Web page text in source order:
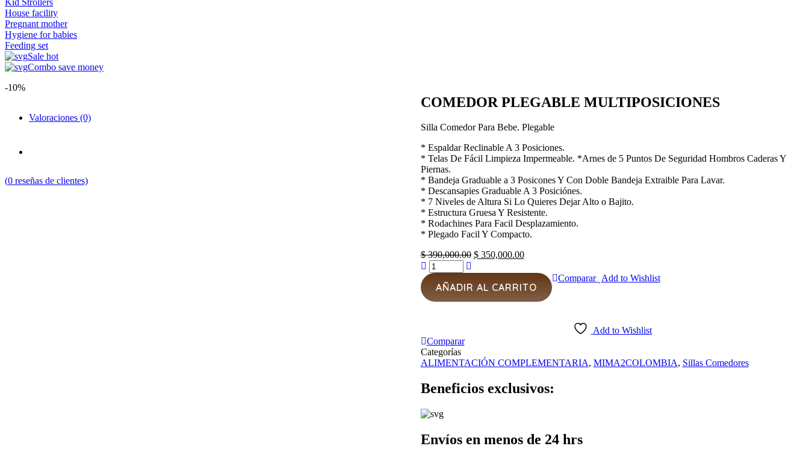
House facility
Pregnant mother
Hygiene for babies
Feeding set
Sale hot
Combo save money
-10%
COMEDOR PLEGABLE MULTIPOSICIONES
Silla Comedor Para Bebe. Plegable
* Espaldar Reclinable A 3 Posiciones.
* Telas De Fácil Limpieza Impermeable. *Arnes de 5 Puntos De Seguridad Hombros Caderas Y
Piernas.
* Bandeja Graduable a 3 Posicones Y Con Doble Bandeja Extraible Para Lavar.
* Descansapies Graduable A 3 Posiciónes.
* 7 Niveles de Altura Si Lo Quieres Dejar Alto o Bajito.
* Estructura Gruesa Y Resistente.
* Rodachines Para Facil Desplazamiento.
* Plegado Facil Y Compacto.
$390,000.00 Original
was:
$ 390,000.00.
$350,000.00Current
is:
$ 350,000.00.
AÑADIR AL CARRITO
Comparar Add to Wishlist
Add to Wishlist
Comparar
Categorías
ALIMENTACIÓN COMPLEMENTARIA, MIMA2COLOMBIA, Sillas Comedores
Beneficios exclusivos:
Envíos en menos de 24 hrs
Valoraciones (0)
(0 reseñas de clientes)